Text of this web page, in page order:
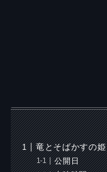
竜とそばかすの姫
公開日